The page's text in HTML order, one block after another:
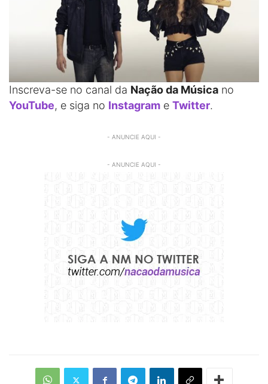
Inscreva-se no canal da Nação da Música no
YouTube, e siga no Instagram e Twitter.
- ANUNCIE AQUI -
- ANUNCIE AQUI -